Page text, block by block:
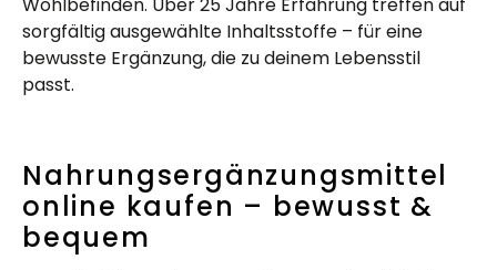
Wohlbefinden. Über 25 Jahre Erfahrung treffen auf
sorgfältig ausgewählte Inhaltsstoffe – für eine
bewusste Ergänzung, die zu deinem Lebensstil
passt.
Nahrungsergänzungsmittel
online kaufen – bewusst &
bequem